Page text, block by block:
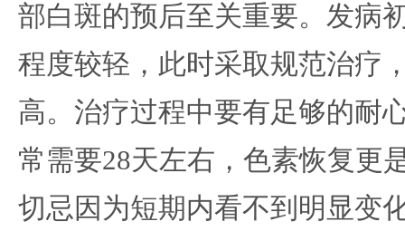
部白斑的预后至关重要。发病
程度较轻，此时采取规范治疗
高。治疗过程中要有足够的耐
常需要28天左右，色素恢复更
切忌因为短期内看不到明显变